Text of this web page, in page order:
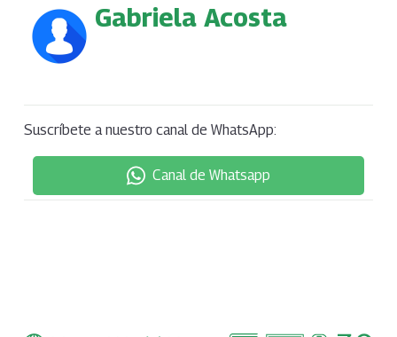
Gabriela Acosta
Suscríbete a nuestro canal de WhatsApp:
Canal de Whatsapp